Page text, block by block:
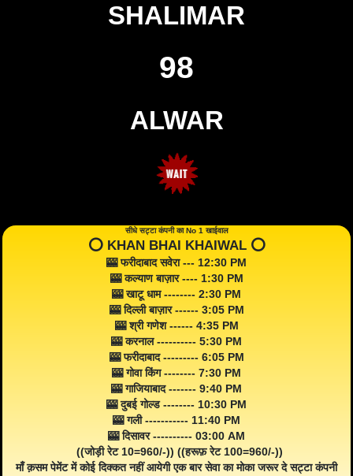
SHALIMAR
98
ALWAR
सीधे सट्टा कंपनी का No 1 खाईवाल
⭕️ KHAN BHAI KHAIWAL ⭕️
🎰 फरीदाबाद सवेरा --- 12:30 PM
🎰 कल्याण बाज़ार ---- 1:30 PM
🎰 खाटू धाम -------- 2:30 PM
🎰 दिल्ली बाज़ार ------ 3:05 PM
🎰 श्री गणेश ------ 4:35 PM
🎰 करनाल ---------- 5:30 PM
🎰 फरीदाबाद --------- 6:05 PM
🎰 गोवा किंग -------- 7:30 PM
🎰 गाजियाबाद ------- 9:40 PM
🎰 दुबई गोल्ड -------- 10:30 PM
🎰 गली ----------- 11:40 PM
🎰 दिसावर ---------- 03:00 AM
((जोड़ी रेट 10=960/-)) ((हरूफ़ रेट 100=960/-))
माँ क़सम पेमेंट में कोई दिक्कत नहीं आयेगी एक बार सेवा का मोका जरूर दे सट्टा कंपनी